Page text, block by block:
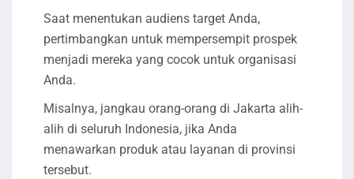
Saat menentukan audiens target Anda,
pertimbangkan untuk mempersempit prospek
menjadi mereka yang cocok untuk organisasi
Anda.
Misalnya, jangkau orang-orang di Jakarta alih-
alih di seluruh Indonesia, jika Anda
menawarkan produk atau layanan di provinsi
tersebut.